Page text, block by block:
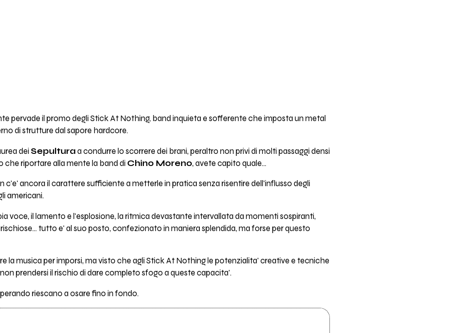
pervade il promo degli Stick At Nothing, band inquieta e sofferente che imposta un metal
di strutture dal sapore hardcore.
dei Sepulturaa condurre lo scorrere dei brani, peraltro non privi di molti passaggi densi
riportare alla mente la band di Chino Moreno, avete capito quale...
c'e' ancora il carattere sufficiente a metterle in pratica senza risentire dell'influsso degli
americani.
voce, il lamento e l'esplosione, la ritmica devastante intervallata da momenti sospiranti,
tutto e' al suo posto, confezionato in maniera splendida, ma forse per questo
la musica per imporsi, ma visto che agli Stick At Nothing le potenzialita' creative e tecniche
prendersi il rischio di dare completo sfogo a queste capacita'.
riescano a osare fino in fondo.